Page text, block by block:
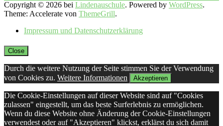
Copyright © 2026 bei Lindenauschule. Powered by WordPress.
Theme: Accelerate von ThemeGrill.
Impressum und Datenschutzerklärung
Close
Durch die weitere Nutzung der Seite stimmen Sie der Verwendung
von Cookies zu. Weitere Informationen Akzeptieren
Die Cookie-Einstellungen auf dieser Website sind auf "Cookies
zulassen" eingestellt, um das beste Surferlebnis zu ermöglichen.
Wenn du diese Website ohne Änderung der Cookie-Einstellungen
verwendest oder auf "Akzeptieren" klickst, erklärst du sich damit